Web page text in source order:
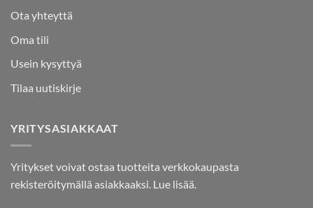
Ota yhteyttä
Oma tili
Usein kysyttyä
Tilaa uutiskirje
YRITYSASIAKKAAT
Yritykset voivat ostaa tuotteita verkkokaupasta
rekisteröitymällä asiakkaaksi. Lue lisää.